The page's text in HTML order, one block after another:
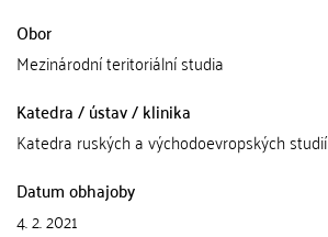
Obor
Mezinárodní teritoriální studia
Katedra / ústav / klinika
Katedra ruských a východoevropských studií
Datum obhajoby
4. 2. 2021